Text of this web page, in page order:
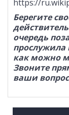
https://
Берегите
очередь
как можно
Звоните
ваши